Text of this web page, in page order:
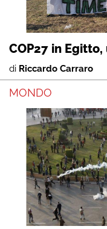
COP27 in
di Riccardo Carraro
MONDO